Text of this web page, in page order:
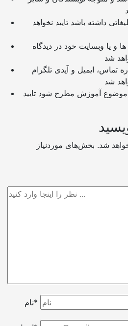
موضوع آموزش مطرح شود تایید
شد. بخش‌های موردنیاز
نام*